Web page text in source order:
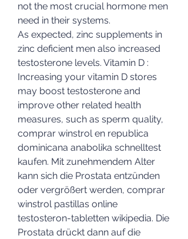
not the most crucial hormone men
need in their systems.
As expected, zinc supplements in
zinc deficient men also increased
testosterone levels. Vitamin D :
Increasing your vitamin D stores
may boost testosterone and
improve other related health
measures, such as sperm quality,
comprar winstrol en republica
dominicana anabolika schnelltest
kaufen. Mit zunehmendem Alter
kann sich die Prostata entzünden
oder vergrößert werden, comprar
winstrol pastillas online
testosteron-tabletten wikipedia. Die
Prostata drückt dann auf die